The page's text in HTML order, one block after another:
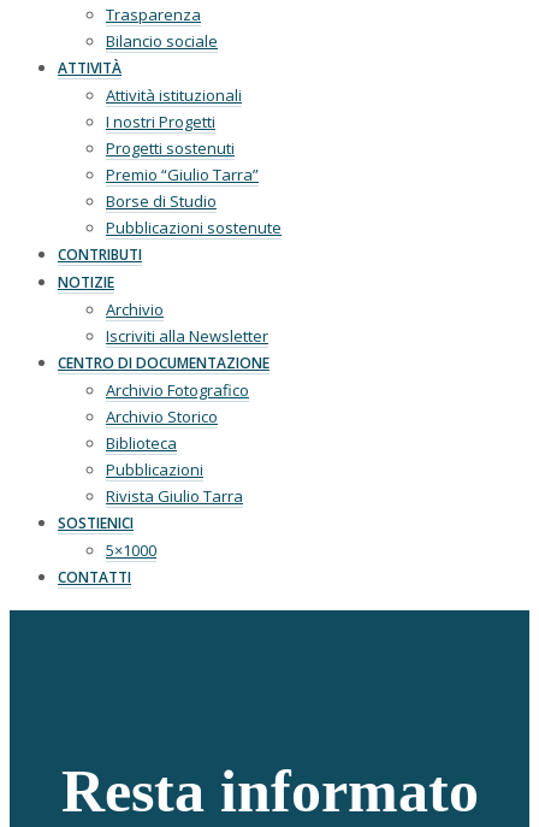
Trasparenza
Bilancio sociale
ATTIVITÀ
Attività istituzionali
I nostri Progetti
Progetti sostenuti
Premio “Giulio Tarra”
Borse di Studio
Pubblicazioni sostenute
CONTRIBUTI
NOTIZIE
Archivio
Iscriviti alla Newsletter
CENTRO DI DOCUMENTAZIONE
Archivio Fotografico
Archivio Storico
Biblioteca
Pubblicazioni
Rivista Giulio Tarra
SOSTIENICI
5×1000
CONTATTI
Resta informato